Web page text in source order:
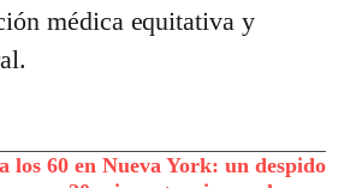
médica equitativa y
los 60 en Nueva York: un despido